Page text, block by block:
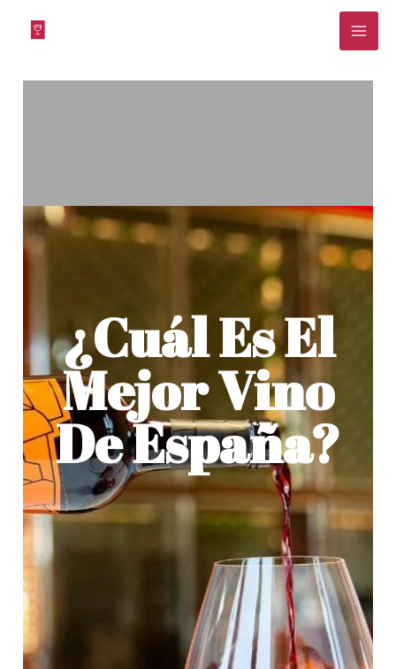
¿Cuál Es El
Mejor Vino
De España?